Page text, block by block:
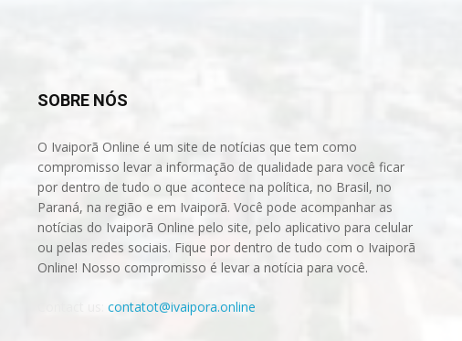
SOBRE NÓS
O Ivaiporã Online é um site de notícias que tem como
compromisso levar a informação de qualidade para você ficar
por dentro de tudo o que acontece na política, no Brasil, no
Paraná, na região e em Ivaiporã. Você pode acompanhar as
notícias do Ivaiporã Online pelo site, pelo aplicativo para celular
ou pelas redes sociais. Fique por dentro de tudo com o Ivaiporã
Online! Nosso compromisso é levar a notícia para você.
contatot@ivaipora.online